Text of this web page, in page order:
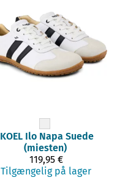
KOEL Ilo Napa Suede
(miesten)
119,95 €
Tilgængelig på lager